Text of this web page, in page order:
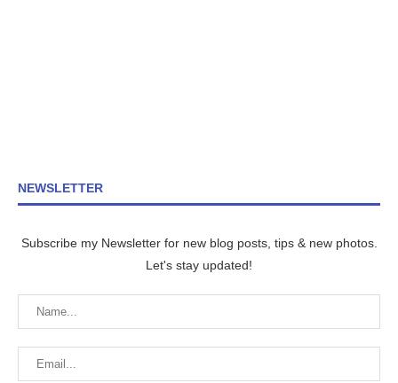
NEWSLETTER
Subscribe my Newsletter for new blog posts, tips & new photos.
Let's stay updated!